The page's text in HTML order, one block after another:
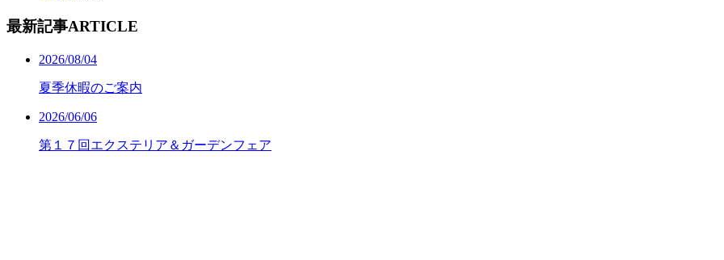
最新記事ARTICLE
2026/08/04
夏季休暇のご案内
2026/06/06
第１７回エクステリア＆ガーデンフェア